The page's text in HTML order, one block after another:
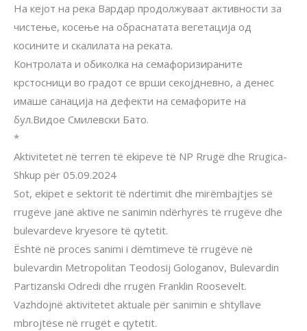
На кејот на река Вардар продолжуваат активности за
чистење, косење на обраснатата вегетација од
косините и скалилата на реката.
Контролата и обиколка на семафоризираните
крстосници во градот се врши секојдневно, а денес
имаше санација на дефекти на семафорите на
бул.Видое Смилевски Бато.
*
Aktivitetet në terren të ekipeve të NP Rrugë dhe Rrugica-
Shkup për 05.09.2024
Sot, ekipet e sektorit të ndërtimit dhe mirëmbajtjes së
rrugëve janë aktive ne sanimin ndërhyrës të rrugëve dhe
bulevardeve kryesore të qytetit.
Është në proces sanimi i dëmtimeve të rrugëve në
bulevardin Metropolitan Teodosij Gologanov, Bulevardin
Partizanski Odredi dhe rrugën Franklin Roosevelt.
Vazhdojnë aktivitetet aktuale për sanimin e shtyllave
mbrojtëse në rrugët e qytetit.